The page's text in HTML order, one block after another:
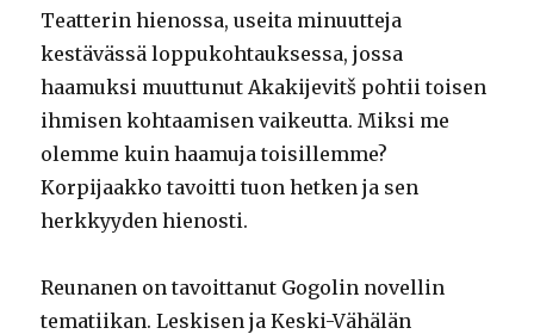
Teatterin hienossa, useita minuutteja
kestävässä loppukohtauksessa, jossa
haamuksi muuttunut Akakijevitš pohtii toisen
ihmisen kohtaamisen vaikeutta. Miksi me
olemme kuin haamuja toisillemme?
Korpijaakko tavoitti tuon hetken ja sen
herkkyyden hienosti.
Reunanen on tavoittanut Gogolin novellin
tematiikan. Leskisen ja Keski-Vähälän